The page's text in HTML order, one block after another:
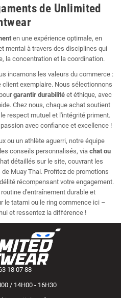
de Unlimited
en une expérience optimale, en
mental à travers des disciplines qui
la concentration et la coordination.
incarnons les valeurs du commerce :
exemplaire. Nous sélectionnons
garantir durabilité et éthique, avec
Chez nous, chaque achat soutient
respect mutuel et l'intégrité priment.
avec confiance et excellence !
ou un athlète aguerri, notre équipe
conseils personnalisés, via chat ou
détaillés sur le site, couvrant les
Muay Thai. Profitez de promotions
récompensant votre engagement.
d'entraînement durable et
le tatami ou le ring commence ici –
et ressentez la différence !
18 07 88
/ 14H00 - 16H30